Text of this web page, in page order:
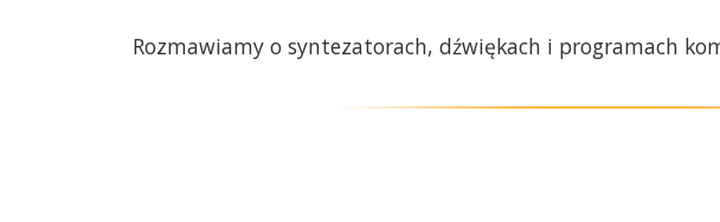
Rozmawiamy o syntezatorach, dźwiękach i programach